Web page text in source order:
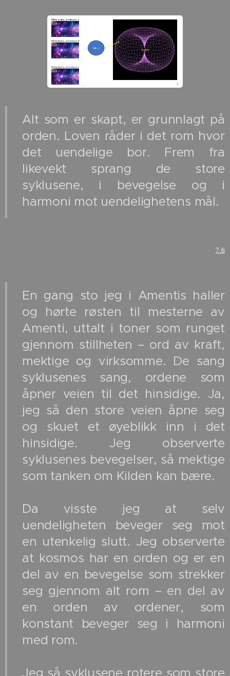
Alt som er skapt, er grunnlagt på
orden. Loven råder i det rom hvor
det uendelige bor. Frem fra
likevekt sprang de store
syklusene, i bevegelse og i
harmoni mot uendelighetens mål.
7:6
En gang sto jeg i Amentis haller
og hørte røsten til mesterne av
Amenti, uttalt i toner som runget
gjennom stillheten – ord av kraft,
mektige og virksomme. De sang
syklusenes sang, ordene som
åpner veien til det hinsidige. Ja,
jeg så den store veien åpne seg
og skuet et øyeblikk inn i det
hinsidige. Jeg observerte
syklusenes bevegelser, så mektige
som tanken om Kilden kan bære.
Da visste jeg at selv
uendeligheten beveger seg mot
en utenkelig slutt. Jeg observerte
at kosmos har en orden og er en
del av en bevegelse som strekker
seg gjennom alt rom – en del av
en orden av ordener, som
konstant beveger seg i harmoni
med rom.